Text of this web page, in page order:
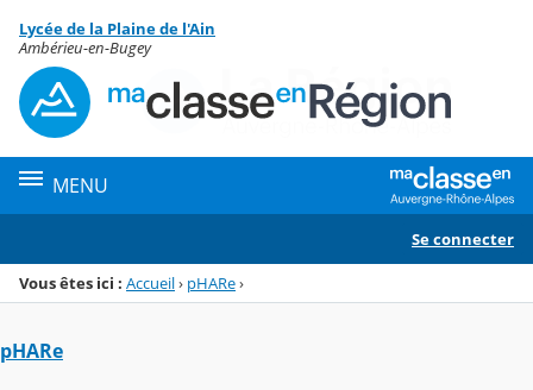
Menu de la rubrique
Contenu
Lycée de la Plaine de l'Ain
Ambérieu-en-Bugey
MENU
Se connecter
Vous êtes ici : Accueil› pHARe›
pHARe